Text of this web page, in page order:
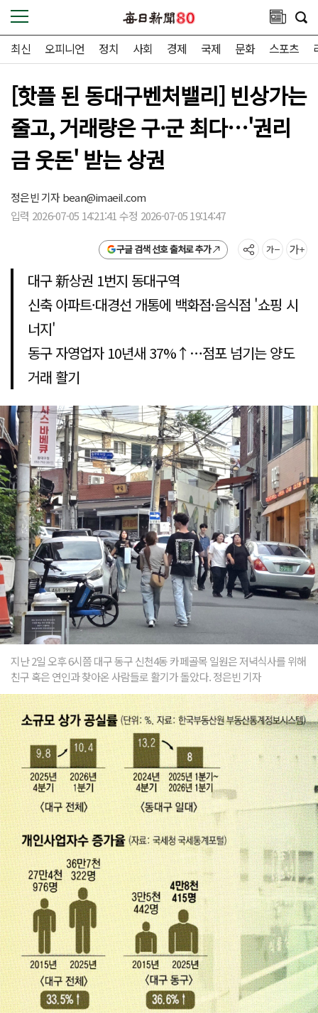
최신 오피니언 정치 사회 경제 국제 문화 스포츠
[핫플 된 동대구벤처밸리] 빈상가는
줄고, 거래량은 구·군 최다…'권리
금 웃돈' 받는 상권
정은빈 기자bean@imaeil.com
입력 2026-07-05 14:21:41 수정 2026-07-05 19:14:47
구글 검색 선호 출처로 추가
대구 新상권 1번지 동대구역
신축 아파트·대경선 개통에 백화점·음식점 '쇼핑 시
너지'
동구 자영업자 10년새 37%↑…점포 넘기는 양도
거래 활기
지난 2일 오후 6시쯤 대구 동구 신천4동 카페골목 일원은 저녁식사를 위해
친구 혹은 연인과 찾아온 사람들로 활기가 돌았다. 정은빈 기자